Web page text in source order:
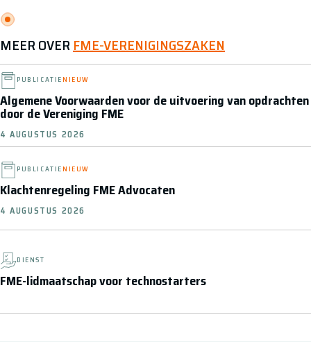
MEER OVERFME-VERENIGINGSZAKEN
PUBLICATIENIEUW
Algemene Voorwaarden voor de uitvoering van opdrachten
door de Vereniging FME
4 AUGUSTUS 2026
PUBLICATIENIEUW
Klachtenregeling FME Advocaten
4 AUGUSTUS 2026
DIENST
FME-lidmaatschap voor technostarters